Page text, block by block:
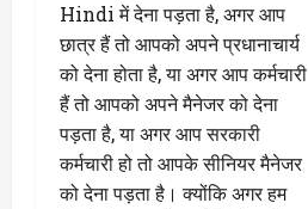
Hindi में देना पड़ता है, अगर आप
छात्र हैं तो आपको अपने प्रधानाचार्य
को देना होता है, या अगर आप कर्मचारी
हैं तो आपको अपने मैनेजर को देना
पड़ता है, या अगर आप सरकारी
कर्मचारी हो तो आपके सीनियर मैनेजर
को देना पड़ता है। क्योंकि अगर हम